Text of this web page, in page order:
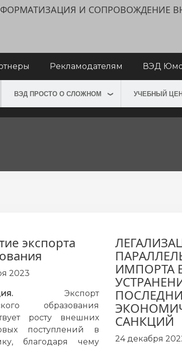
И СОПРОВОЖДЕНИЕ
Рекламодателям ВЭД
ВЭД ПРОСТО О СЛОЖНОМ УЧЕБНЫЙ
экспорта
2023
Экспорт
образования
росту внешних
поступлений в
благодаря чему
ИМПОРТА
САНКЦИЙ
24 декабря